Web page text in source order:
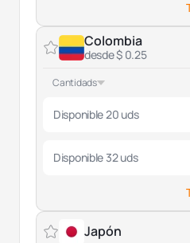
Colombia
desde $ 0.25
Cantidads
Disponible 20 uds
Disponible 32 uds
Japón